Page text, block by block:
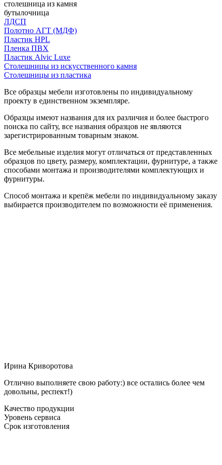
столешница из камня
бутылочница
ЛДСП
Полотно АГТ (МДФ)
Пластик HPL
Пленка ПВХ
Пластик Alvic Luxe
Столешницы из искусственного камня
Столешницы из пластика
Все образцы мебели изготовлены по индивидуальному
проекту в единственном экземпляре.
Образцы имеют названия для их различия и более быстрого
поиска по сайту, все названия образцов не являются
зарегистрированным товарным знаком.
Все мебельные изделия могут отличаться от представленных
образцов по цвету, размеру, комплектации, фурнитуре, а также
способами монтажа и производителями комплектующих и
фурнитуры.
Способ монтажа и крепёж мебели по индивидуальному заказу
выбирается производителем по возможности её применения.
Ирина Криворотова
Отлично выполняете свою работу:) все остались более чем
довольны, респект!)
Качество продукции
Уровень сервиса
Срок изготовления